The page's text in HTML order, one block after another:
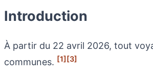
Introduction
À partir du 22 avril 2026, tout
communes. [1][3]